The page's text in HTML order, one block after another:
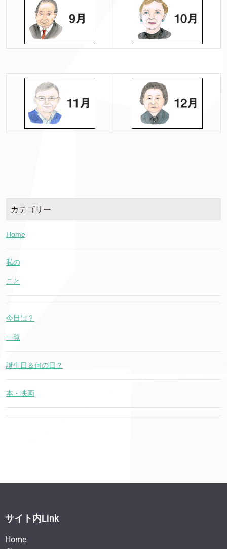
カテゴリー
Home
私の
こと
今日は？
一覧
誕生日＆何の日？
本・映画
サイト内Link
Home